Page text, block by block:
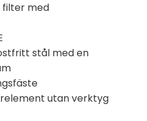
med
stål med en
utan verktyg